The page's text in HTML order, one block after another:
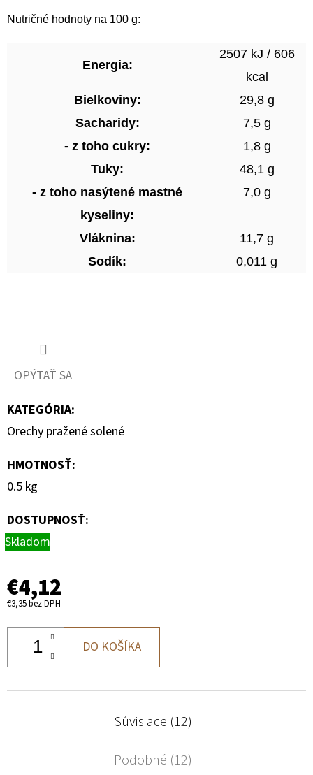
Nutričné hodnoty na 100 g:
Energia:
2507 kJ / 606
kcal
Bielkoviny:
29,8 g
Sacharidy:
7,5 g
- z toho cukry:
1,8 g
Tuky:
48,1 g
- z toho nasýtené mastné
kyseliny:
7,0 g
Vláknina:
11,7 g
Sodík:
0,011 g
OPÝTAŤ SA
KATEGÓRIA:
Orechy pražené solené
HMOTNOSŤ:
0.5 kg
DOSTUPNOSŤ:
Skladom
€4,12
€3,35 bez DPH
DO KOŠÍKA
Súvisiace (12)
Podobné (12)